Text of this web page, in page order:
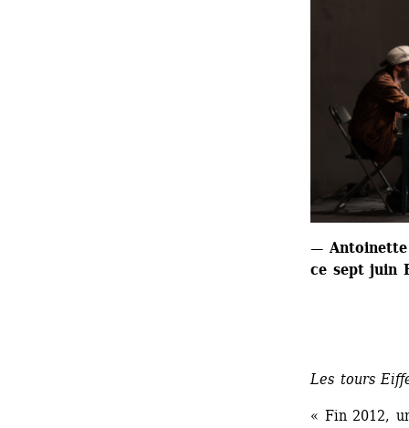
— Antoinette
ce sept juin
Les tours
« Fin 2012,